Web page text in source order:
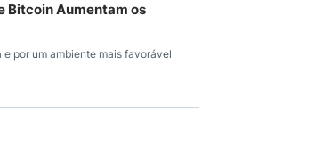
Bitcoin Aumentam os
por um ambiente mais favorável